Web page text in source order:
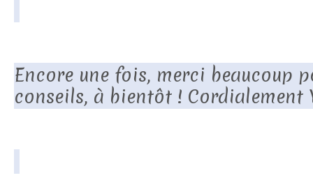
Encore une fois, merci beaucoup
conseils, à bientôt ! Cordialement